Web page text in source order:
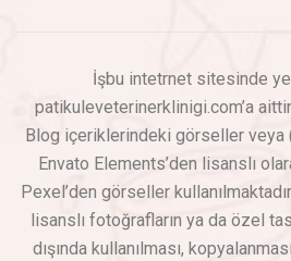
İşbu intetrnet sitesinde
patikuleveterinerklinigi.com’a aittir
Blog içeriklerindeki görseller veya
Envato Elements’den lisanslı
Pexel’den görseller
lisanslı fotoğrafların ya da özel
dışında kullanılması,